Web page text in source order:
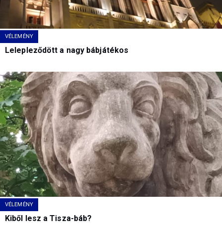
VÉLEMÉNY
Lelepleződött a nagy bábjátékos
VÉLEMÉNY
Kiből lesz a Tisza-báb?